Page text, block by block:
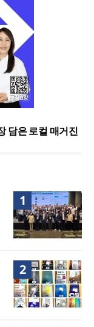
나라·한국교회·다
담은 로컬 매거진
나라·한국교회·다
의 미래를 향하
1
2